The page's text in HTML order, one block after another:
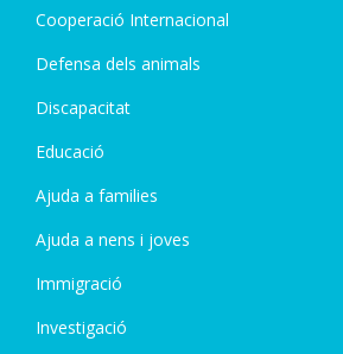
Cooperació Internacional
Defensa dels animals
Discapacitat
Educació
Ajuda a families
Ajuda a nens i joves
Immigració
Investigació